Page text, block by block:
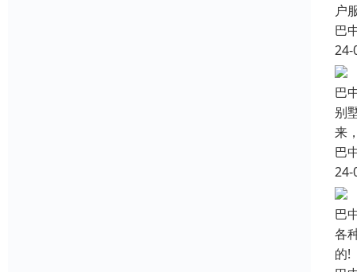
户
巴
24-
巴
别
来
巴
24-
巴
各
的!